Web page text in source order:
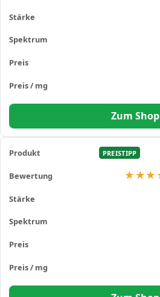
Zum Shop
PREISTIPP